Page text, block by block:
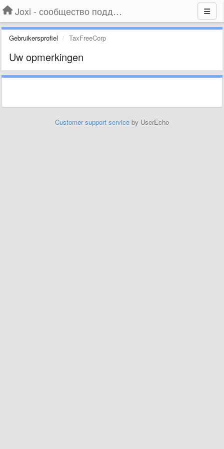
Joxi - сообщество поддержки
Gebruikersprofiel TaxFreeCorp
Uw opmerkingen
Customer support service by UserEcho